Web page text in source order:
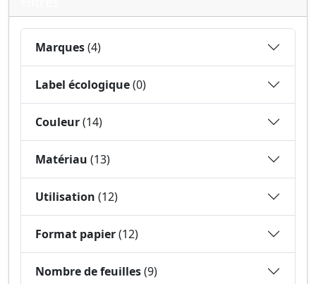
Marques(4)
Label écologique(0)
Couleur(14)
Matériau (13)
Utilisation (12)
Format papier(12)
Nombre de feuilles(9)